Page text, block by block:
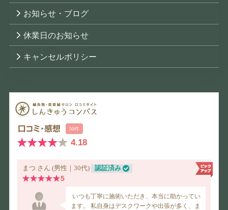
お知らせ・ブログ
休業日のお知らせ
キャンセルポリシー